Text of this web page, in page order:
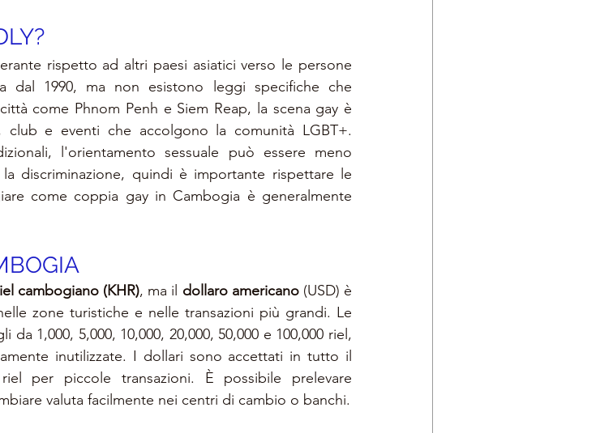
rispetto ad altri paesi asiatici verso le persone
dal 1990, ma non esistono leggi specifiche che
come Phnom Penh e Siem Reap, la scena gay è
e eventi che accolgono la comunità LGBT+.
l'orientamento sessuale può essere meno
discriminazione, quindi è importante rispettare le
come coppia gay in Cambogia è generalmente
cambogiano (KHR), ma il dollaro americano (USD) è
zone turistiche e nelle transazioni più grandi. Le
1,000, 5,000, 10,000, 20,000, 50,000 e 100,000 riel,
inutilizzate. I dollari sono accettati in tutto il
per piccole transazioni. È possibile prelevare
valuta facilmente nei centri di cambio o banchi.